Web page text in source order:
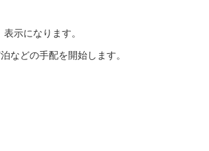
示になります。
などの手配を開始します。